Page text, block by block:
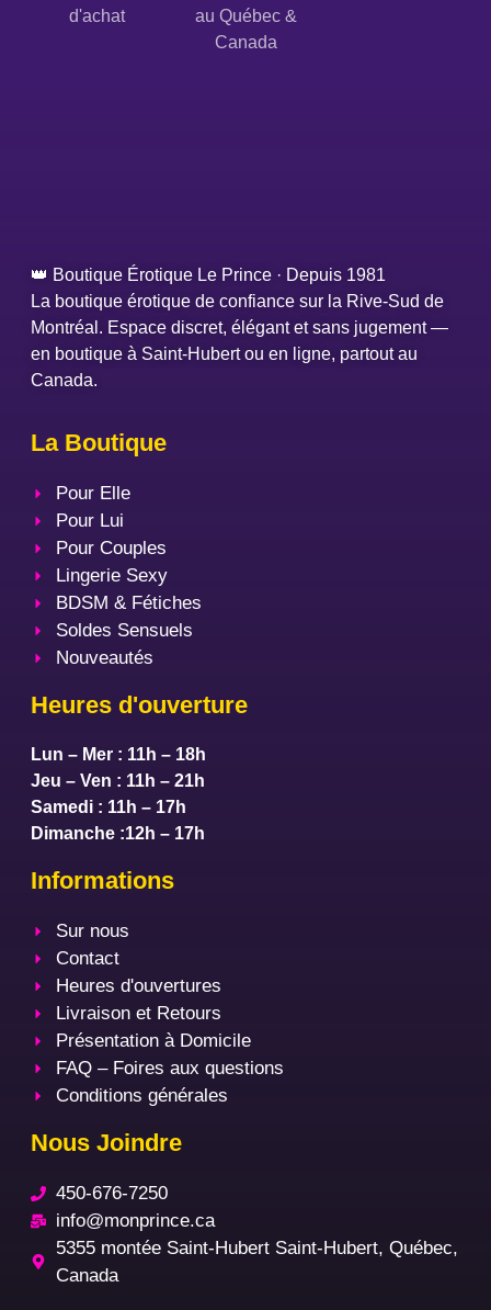
d'achat
au Québec &
Canada
👑 Boutique Érotique Le Prince · Depuis 1981
La boutique érotique de confiance sur la Rive-Sud de
Montréal. Espace discret, élégant et sans jugement —
en boutique à Saint-Hubert ou en ligne, partout au
Canada.
La Boutique
Pour Elle
Pour Lui
Pour Couples
Lingerie Sexy
BDSM & Fétiches
Soldes Sensuels
Nouveautés
Heures d'ouverture
Lun – Mer : 11h – 18h
Jeu – Ven : 11h – 21h
Samedi : 11h – 17h
Dimanche :12h – 17h
Informations
Sur nous
Contact
Heures d'ouvertures
Livraison et Retours
Présentation à Domicile
FAQ – Foires aux questions
Conditions générales
Nous Joindre
450-676-7250
info@monprince.ca
5355 montée Saint-Hubert Saint-Hubert, Québec,
Canada